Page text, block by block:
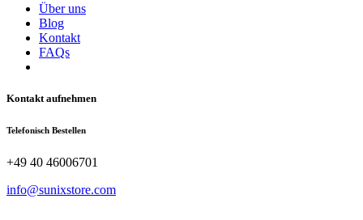
Über uns
Blog
Kontakt
FAQs
Kontakt aufnehmen
Telefonisch Bestellen
+49 40 46006701
info@sunixstore.com